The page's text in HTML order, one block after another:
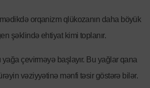
orqanizm qlükozanın daha böyük
şəklində ehtiyat kimi toplanır.
yağa çevirməyə başlayır. Bu yağlar qana
vəziyyətinə mənfi təsir göstərə bilər.